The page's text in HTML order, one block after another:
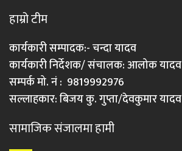
हाम्रो टीम
कार्यकारी सम्पादक:- चन्दा यादव
कार्यकारी निर्देशक/ संचालक: आलोक यादव
सम्पर्क मो. नं : 9819992976
सल्लाहकार: बिजय कु. गुप्ता/देवकुमार यादव
सामाजिक संजालमा हामी